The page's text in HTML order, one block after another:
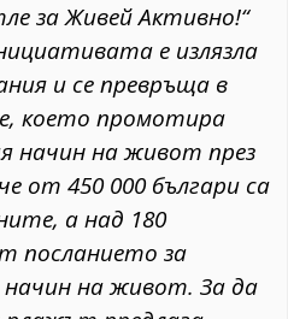
за Живей Активно!“
е излязла
и се превръща в
което промотира
начин на живот през
от 450 000 българи са
а над 180
посланието за
на живот. За да